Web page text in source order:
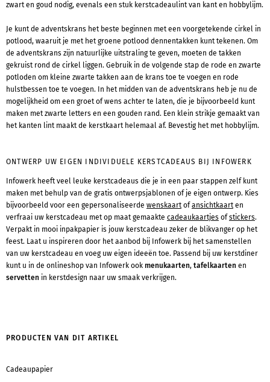
zwart en goud nodig, evenals een stuk kerstcadeaulint van kant en hobbylijm.
Je kunt de adventskrans het beste beginnen met een voorgetekende cirkel in
potlood, waaruit je met het groene potlood dennentakken kunt tekenen. Om
de adventskrans zijn natuurlijke uitstraling te geven, moeten de takken
gekruist rond de cirkel liggen. Gebruik in de volgende stap de rode en zwarte
potloden om kleine zwarte takken aan de krans toe te voegen en rode
hulstbessen toe te voegen. In het midden van de adventskrans heb je nu de
mogelijkheid om een groet of wens achter te laten, die je bijvoorbeeld kunt
maken met zwarte letters en een gouden rand. Een klein strikje gemaakt van
het kanten lint maakt de kerstkaart helemaal af. Bevestig het met hobbylijm.
ONTWERP UW EIGEN INDIVIDUELE KERSTCADEAUS BIJ INFOWERK
Infowerk heeft veel leuke kerstcadeaus die je in een paar stappen zelf kunt
maken met behulp van de gratis ontwerpsjablonen of je eigen ontwerp. Kies
bijvoorbeeld voor een gepersonaliseerde wenskaartof ansichtkaarten
verfraai uw kerstcadeau met op maat gemaakte cadeaukaartjes of stickers.
Verpakt in mooi inpakpapier is jouw kerstcadeau zeker de blikvanger op het
feest. Laat u inspireren door het aanbod bij Infowerk bij het samenstellen
van uw kerstcadeau en voeg uw eigen ideeën toe. Passend bij uw kerstdiner
kunt u in de onlineshop van Infowerk ook menukaarten, tafelkaarten en
servetten in kerstdesign naar uw smaak verkrijgen.
PRODUCTEN VAN DIT ARTIKEL
Cadeaupapier